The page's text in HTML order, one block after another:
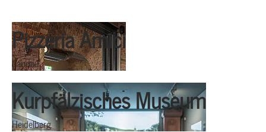
Pizzeria Amici
Landau
Kurpfälzisches Museum
Heidelberg